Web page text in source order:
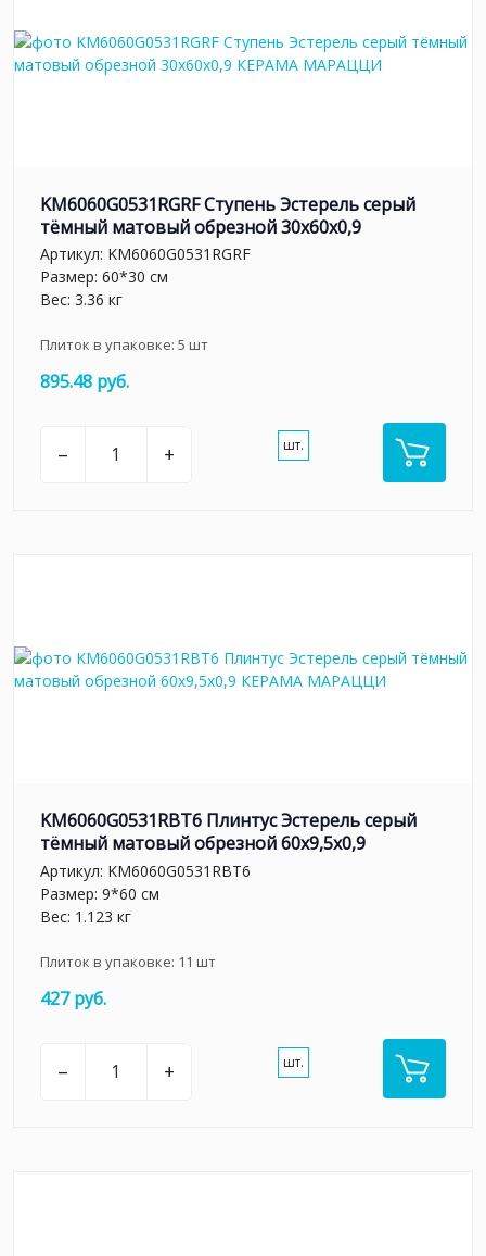
KM6060G0531RGRF Ступень Эстерель серый
тёмный матовый обрезной 30x60x0,9
Артикул: KM6060G0531RGRF
Размер: 60*30 см
Вес: 3.36 кг
Плиток в упаковке: 5 шт
895.48 руб.
– + шт.
KM6060G0531RBT6 Плинтус Эстерель серый
тёмный матовый обрезной 60x9,5x0,9
Артикул: KM6060G0531RBT6
Размер: 9*60 см
Вес: 1.123 кг
Плиток в упаковке: 11 шт
427 руб.
– + шт.